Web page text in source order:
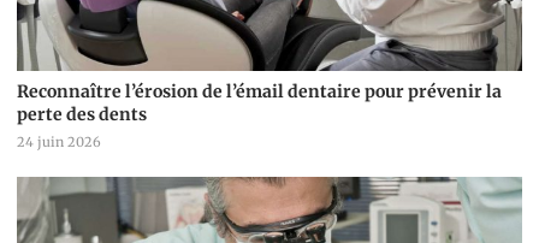
Reconnaître l’érosion de l’émail dentaire pour prévenir la
perte des dents
24 juin 2026